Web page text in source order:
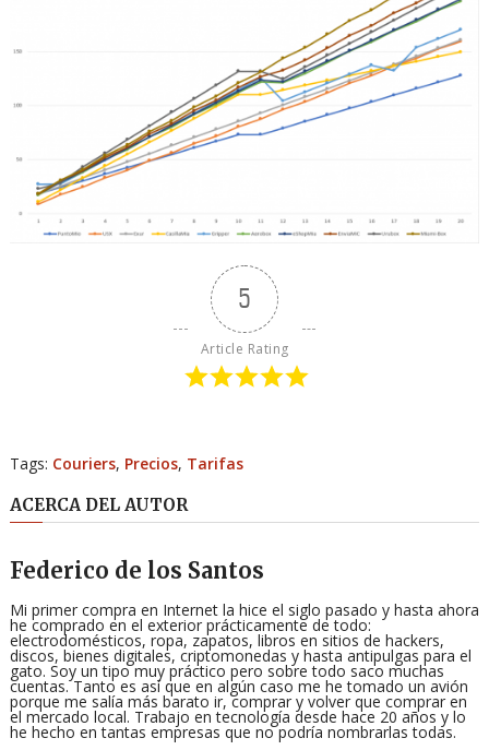
5
Article Rating
Tags: Couriers, Precios, Tarifas
ACERCA DEL AUTOR
Federico de los Santos
Mi primer compra en Internet la hice el siglo pasado y hasta ahora
he comprado en el exterior prácticamente de todo:
electrodomésticos, ropa, zapatos, libros en sitios de hackers,
discos, bienes digitales, criptomonedas y hasta antipulgas para el
gato. Soy un tipo muy práctico pero sobre todo saco muchas
cuentas. Tanto es así que en algún caso me he tomado un avión
porque me salía más barato ir, comprar y volver que comprar en
el mercado local. Trabajo en tecnología desde hace 20 años y lo
he hecho en tantas empresas que no podría nombrarlas todas.